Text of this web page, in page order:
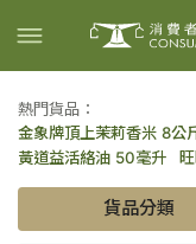
熱門貨品：
金象牌頂上茉莉香米 8公
黃道益活絡油 50毫升
百勝廚新加坡叻沙拉麵
倍樂醇乳酪飲品 - 藍莓
貨品分類